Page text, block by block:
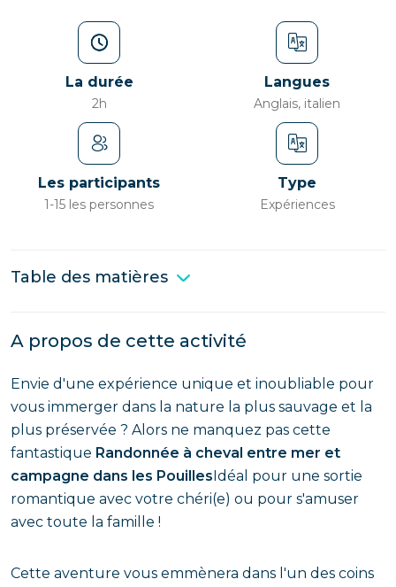
La durée
2h
Langues
Anglais, italien
Les participants
1-15 les personnes
Type
Expériences
Table des matières
A propos de cette activité
Envie d'une expérience unique et inoubliable pour
vous immerger dans la nature la plus sauvage et la
plus préservée ? Alors ne manquez pas cette
fantastique Randonnée à cheval entre mer et
campagne dans les PouillesIdéal pour une sortie
romantique avec votre chéri(e) ou pour s'amuser
avec toute la famille !
Cette aventure vous emmènera dans l'un des coins